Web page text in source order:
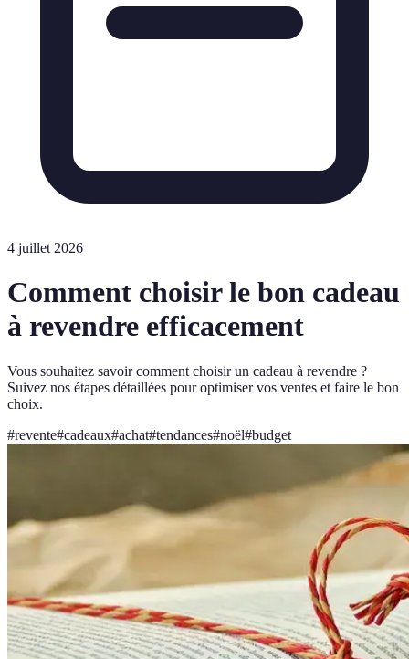
4 juillet 2026
Comment choisir le bon cadeau
à revendre efficacement
Vous souhaitez savoir comment choisir un cadeau à revendre ?
Suivez nos étapes détaillées pour optimiser vos ventes et faire le bon
choix.
#revente#cadeaux#achat#tendances#noël#budget